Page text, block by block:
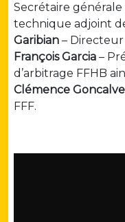
Secrétaire générale
technique adjoint
Garibian – Directeur
François Garcia –
d’arbitrage FFHB
Clémence
FFF.